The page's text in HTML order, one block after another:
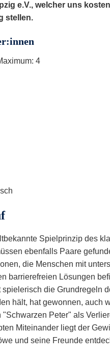
e.V., welcher uns
stellen.
4
Spielprinzip des
ebenfalls Paare
die Menschen mit
barrierefreien Lösungen
die Grundregeln
hält, hat gewonnen, auch
Peter" als
Miteinander liegt der
und seine Freunde